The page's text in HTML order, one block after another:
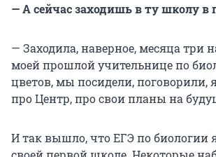
— А сейчас заходишь в ту школу в
— Заходила, наверное, месяца три
моей прошлой учительнице по
цветов, мы посидели, поговорили,
про Центр, про свои планы на
И так вышло, что ЕГЭ по биологии